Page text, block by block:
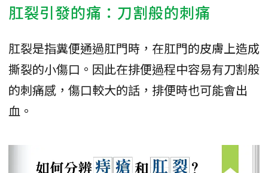
肛裂引發的痛：刀割般的刺痛
肛裂是指糞便通過肛門時，在肛門的皮膚上造成
撕裂的小傷口。因此在排便過程中容易有刀割般
的刺痛感，傷口較大的話，排便時也可能會出
血。